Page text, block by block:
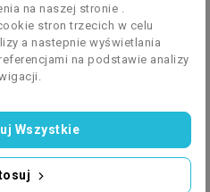
na naszej stronie .
stron trzecich w celu
a nastepnie wyświetlania
na podstawie analizy
Wszystkie